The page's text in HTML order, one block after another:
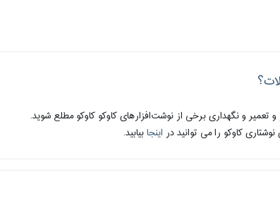
و تعمیر و نگهداری برخی از نوشت‌افزارهای کاوکو کاوکو مطلع شوید.
کاوکو را می توانید در اینجابیابید.